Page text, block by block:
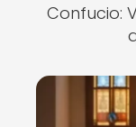
Confucio: